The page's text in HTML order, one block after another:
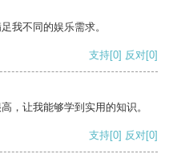
我不同的娱乐需求。
支持[0] 反对[0]
，让我能够学到实用的知识。
支持[0] 反对[0]